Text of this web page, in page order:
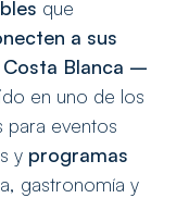
que
a sus
Costa Blanca –
en uno de los
para eventos
y programas
gastronomía y